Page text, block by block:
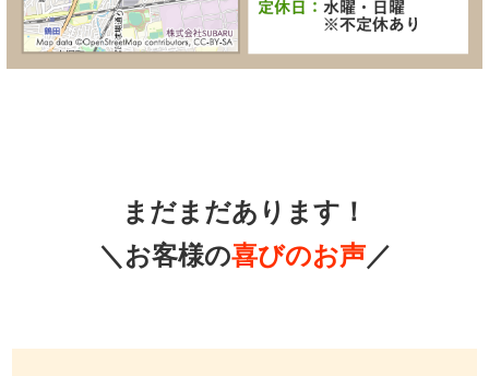
まだまだあります！
＼お客様の喜びのお声／